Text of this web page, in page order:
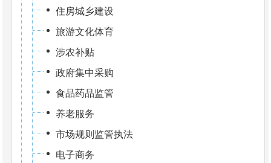
住房城乡建设
旅游文化体育
涉农补贴
政府集中采购
食品药品监管
养老服务
市场规则监管执法
电子商务